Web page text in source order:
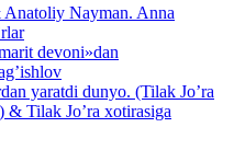
Anatoliy Nayman. Anna
devoni»dan
yaratdi dunyo. (Tilak Jo’ra
& Tilak Jo’ra xotirasiga